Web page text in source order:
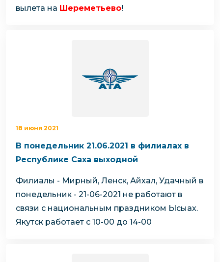
вылета на Шереметьево!
18 июня 2021
В понедельник 21.06.2021 в филиалах в
Республике Саха выходной
Филиалы - Мирный, Ленск, Айхал, Удачный в
понедельник - 21-06-2021 не работают в
связи с национальным праздником Ысыах.
Якутск работает с 10-00 до 14-00